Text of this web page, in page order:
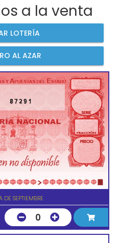
a la venta
LOTERÍA
AL AZAR
87291
DE SEPTIEMBRE
0